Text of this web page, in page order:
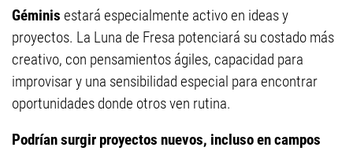
Géminis estará especialmente activo en ideas y
proyectos. La Luna de Fresa potenciará su costado más
creativo, con pensamientos ágiles, capacidad para
improvisar y una sensibilidad especial para encontrar
oportunidades donde otros ven rutina.
Podrían surgir proyectos nuevos, incluso en campos